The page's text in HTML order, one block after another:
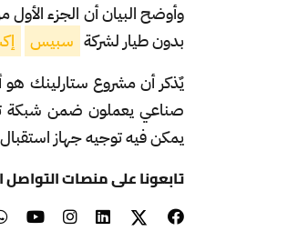
وأوضح البيان أن الجزء
بدون طيار لشركة سبيس
صناعي يعملون ضمن شبكة
يمكن فيه توجيه جهاز
تابعونا على منصات التواصل